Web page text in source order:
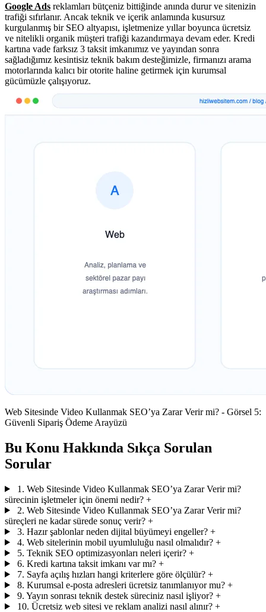
Google Ads reklamları bütçeniz bittiğinde anında durur ve sitenizin
trafiği sıfırlanır. Ancak teknik ve içerik anlamında kusursuz
kurgulanmış bir SEO altyapısı, işletmenize yıllar boyunca ücretsiz
ve nitelikli organik müşteri trafiği kazandırmaya devam eder. Kredi
kartına vade farksız 3 taksit imkanımız ve yayından sonra
sağladığımız kesintisiz teknik bakım desteğimizle, firmanızı arama
motorlarında kalıcı bir otorite haline getirmek için kurumsal
gücümüzle çalışıyoruz.
Web Sitesinde Video Kullanmak SEO’ya Zarar Verir mi? - Görsel 5:
Güvenli Sipariş Ödeme Arayüzü
Bu Konu Hakkında Sıkça Sorulan
Sorular
1. Web Sitesinde Video Kullanmak SEO’ya Zarar Verir mi?
sürecinin işletmeler için önemi nedir? +
2. Web Sitesinde Video Kullanmak SEO’ya Zarar Verir mi?
süreçleri ne kadar sürede sonuç verir? +
3. Hazır şablonlar neden dijital büyümeyi engeller? +
4. Web sitelerinin mobil uyumluluğu nasıl olmalıdır? +
5. Teknik SEO optimizasyonları neleri içerir? +
6. Kredi kartına taksit imkanı var mı? +
7. Sayfa açılış hızları hangi kriterlere göre ölçülür? +
8. Kurumsal e-posta adresleri ücretsiz tanımlanıyor mu? +
9. Yayın sonrası teknik destek süreciniz nasıl işliyor? +
10. Ücretsiz web sitesi ve reklam analizi nasıl alınır? +